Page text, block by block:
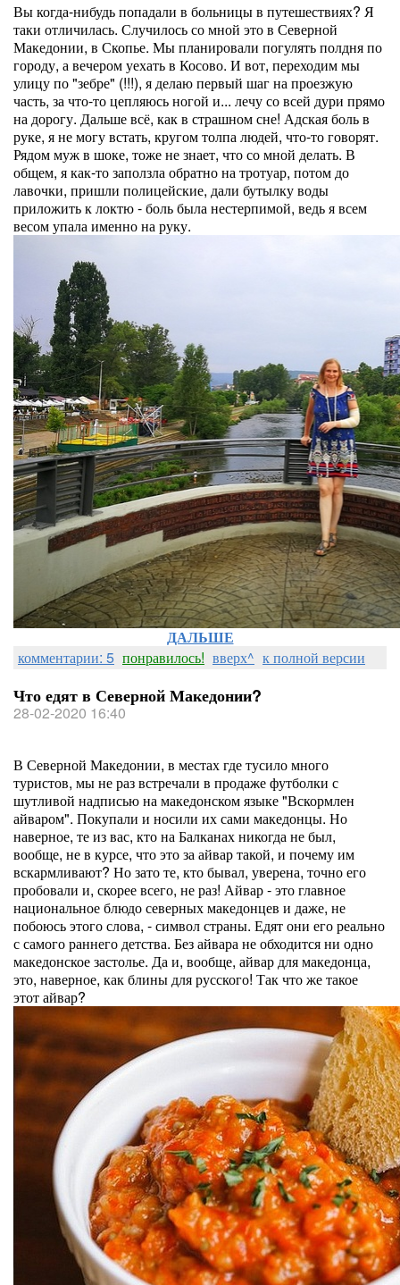
Вы когда-нибудь попадали в больницы в путешествиях? Я
таки отличилась. Случилось со мной это в Северной
Македонии, в Скопье. Мы планировали погулять полдня по
городу, а вечером уехать в Косово. И вот, переходим мы
улицу по "зебре" (!!!), я делаю первый шаг на проезжую
часть, за что-то цепляюсь ногой и... лечу со всей дури прямо
на дорогу. Дальше всё, как в страшном сне! Адская боль в
руке, я не могу встать, кругом толпа людей, что-то говорят.
Рядом муж в шоке, тоже не знает, что со мной делать. В
общем, я как-то заползла обратно на тротуар, потом до
лавочки, пришли полицейские, дали бутылку воды
приложить к локтю - боль была нестерпимой, ведь я всем
весом упала именно на руку.
ДАЛЬШЕ
комментарии: 5 понравилось! вверх^ к полной версии
Что едят в Северной Македонии?
28-02-2020 16:40
В Северной Македонии, в местах где тусило много
туристов, мы не раз встречали в продаже футболки с
шутливой надписью на македонском языке "Вскормлен
айваром". Покупали и носили их сами македонцы. Но
наверное, те из вас, кто на Балканах никогда не был,
вообще, не в курсе, что это за айвар такой, и почему им
вскармливают? Но зато те, кто бывал, уверена, точно его
пробовали и, скорее всего, не раз! Айвар - это главное
национальное блюдо северных македонцев и даже, не
побоюсь этого слова, - символ страны. Едят они его реально
с самого раннего детства. Без айвара не обходится ни одно
македонское застолье. Да и, вообще, айвар для македонца,
это, наверное, как блины для русского! Так что же такое
этот айвар?